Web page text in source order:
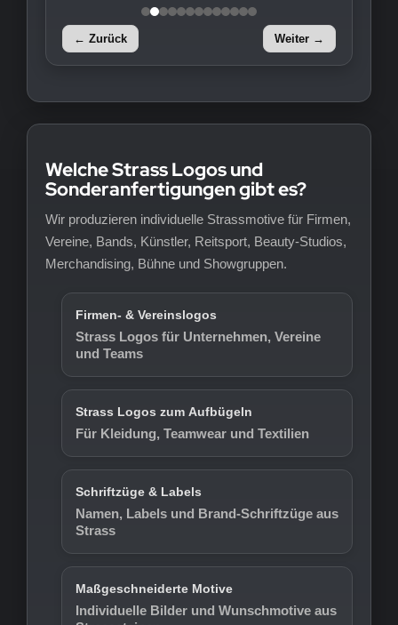
← Zurück Weiter →
Welche Strass Logos und
Sonderanfertigungen gibt es?
Wir produzieren individuelle Strassmotive für Firmen,
Vereine, Bands, Künstler, Reitsport, Beauty-Studios,
Merchandising, Bühne und Showgruppen.
Firmen- & Vereinslogos
Strass Logos für Unternehmen, Vereine
und Teams
Strass Logos zum Aufbügeln
Für Kleidung, Teamwear und Textilien
Schriftzüge & Labels
Namen, Labels und Brand-Schriftzüge aus
Strass
Maßgeschneiderte Motive
Individuelle Bilder und Wunschmotive aus